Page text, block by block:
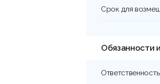
Срок для
Обязанности